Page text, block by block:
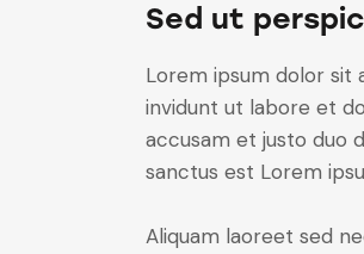
Sed ut
Lorem ipsum dolor sit
invidunt ut labore et
accusam et justo duo
sanctus est Lorem
Aliquam laoreet sed